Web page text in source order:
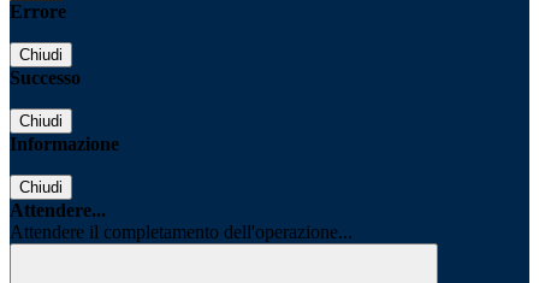
Errore
Chiudi
Successo
Chiudi
Informazione
Chiudi
Attendere...
Attendere il completamento dell'operazione...